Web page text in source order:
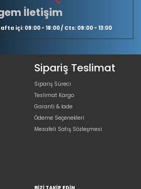
İletişim
içi: 09:00 - 18:00 / Cts: 09:00 - 13:00
Sipariş Teslimat
Sipariş Süreci
Teslimat Kargo
Garanti & İade
Ödeme Seçenekleri
Mesafeli Satış Sözleşmesi